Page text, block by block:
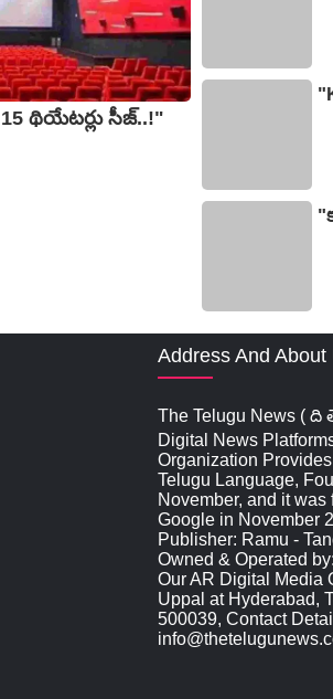
థియేటర్లు సీజ్..!"
Address And About
The Telugu News ( ది
Digital News
Organization
Telugu Language,
November, and it
Google in November
Publisher: Ramu -
Owned & Operated
Our AR Digital Media
Uppal at Hyderabad,
500039, Contact